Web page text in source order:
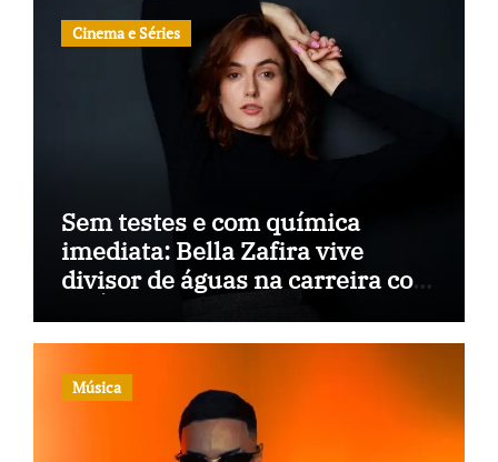
Cinema e Séries
Sem testes e com química
imediata: Bella Zafira vive
divisor de águas na carreira com
Música